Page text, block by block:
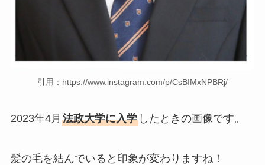
引用：https://www.instagram.com/p/CsBIMxNPBRj/
2023年4月 法政大学に入学したときの画像です。
髪の毛を結んでいると印象が変わりますね！